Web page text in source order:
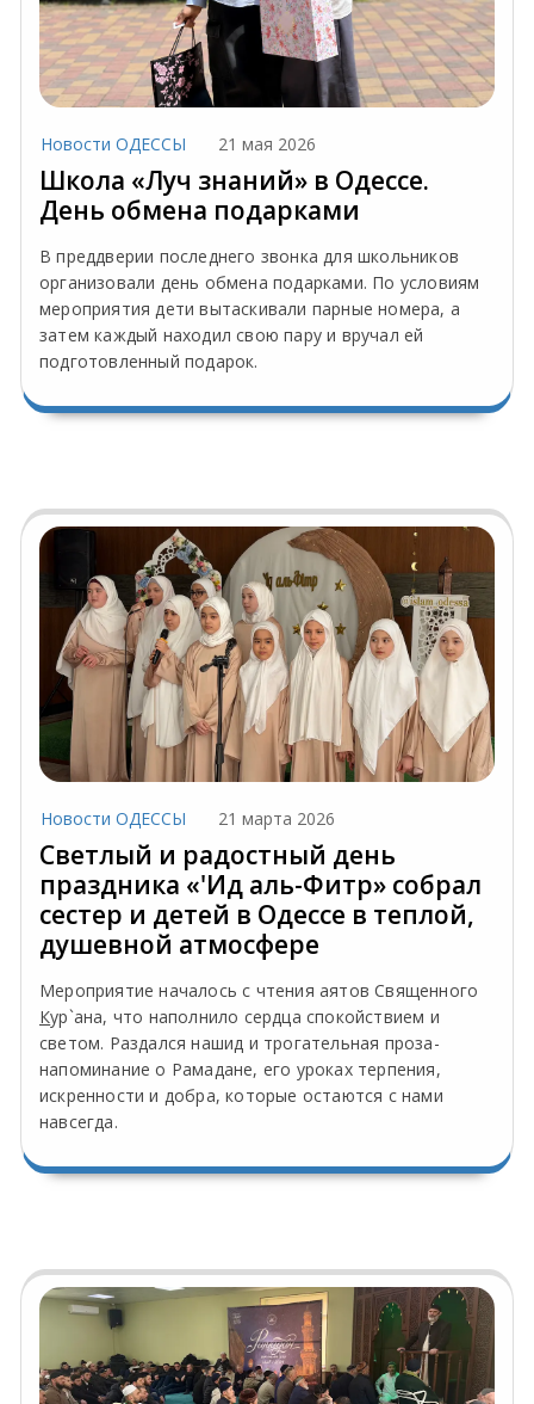
Новости ОДЕССЫ 21 мая 2026
Школа «Луч знаний» в Одессе.
День обмена подарками
В преддверии последнего звонка для школьников
организовали день обмена подарками. По условиям
мероприятия дети вытаскивали парные номера, а
затем каждый находил свою пару и вручал ей
подготовленный подарок.
Новости ОДЕССЫ 21 марта 2026
Светлый и радостный день
праздника «'Ид аль-Фитр» собрал
сестер и детей в Одессе в теплой,
душевной атмосфере
Мероприятие началось с чтения аятов Священного
Кур`ана, что наполнило сердца спокойствием и
светом. Раздался нашид и трогательная проза-
напоминание о Рамадане, его уроках терпения,
искренности и добра, которые остаются с нами
навсегда.